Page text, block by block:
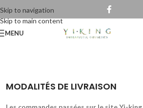
Skip to navigation
Skip to main content
MENU
MODALITÉS DE LIVRAISON